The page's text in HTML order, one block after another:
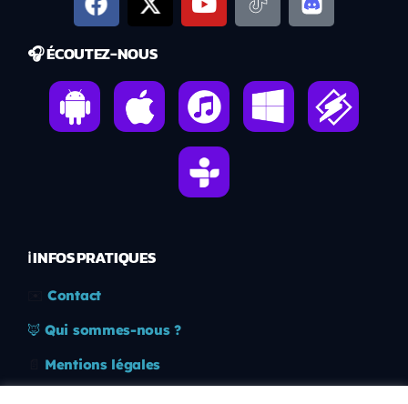
🎧 ÉCOUTEZ-NOUS
ℹ️ INFOS PRATIQUES
Contact
🦊 Qui sommes-nous ?
Mentions légales